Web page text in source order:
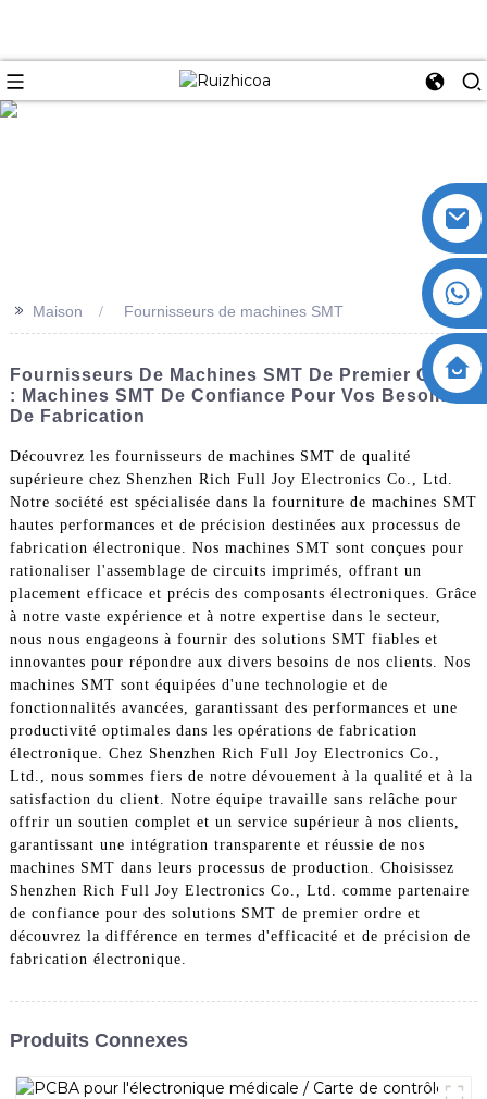
>> Maison Fournisseurs de machines SMT
Fournisseurs De Machines SMT De Premier Ordre
: Machines SMT De Confiance Pour Vos Besoins
De Fabrication
Découvrez les fournisseurs de machines SMT de qualité
supérieure chez Shenzhen Rich Full Joy Electronics Co., Ltd.
Notre société est spécialisée dans la fourniture de machines SMT
hautes performances et de précision destinées aux processus de
fabrication électronique. Nos machines SMT sont conçues pour
rationaliser l'assemblage de circuits imprimés, offrant un
placement efficace et précis des composants électroniques. Grâce
à notre vaste expérience et à notre expertise dans le secteur,
nous nous engageons à fournir des solutions SMT fiables et
innovantes pour répondre aux divers besoins de nos clients. Nos
machines SMT sont équipées d'une technologie et de
fonctionnalités avancées, garantissant des performances et une
productivité optimales dans les opérations de fabrication
électronique. Chez Shenzhen Rich Full Joy Electronics Co.,
Ltd., nous sommes fiers de notre dévouement à la qualité et à la
satisfaction du client. Notre équipe travaille sans relâche pour
offrir un soutien complet et un service supérieur à nos clients,
garantissant une intégration transparente et réussie de nos
machines SMT dans leurs processus de production. Choisissez
Shenzhen Rich Full Joy Electronics Co., Ltd. comme partenaire
de confiance pour des solutions SMT de premier ordre et
découvrez la différence en termes d'efficacité et de précision de
fabrication électronique.
Produits Connexes